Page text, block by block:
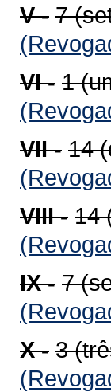
V - 7
VI - 1
VII - 14
VIII - 14
IX - 7
X - 3